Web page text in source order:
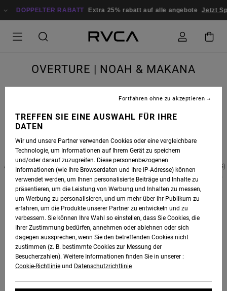
DOPPELTER RABATT Extra 25% rabatt auf alle angebote Jetzt
OVERTURE | NOAH & MAKANA
AN OBSCURE INTRODUCTION TO 2 HAWAIIAN GROMS (NOAH BESCHEN & MAKANA PANG)
WHO ARE USED TO BATTLING FOR WAVES ON THE NORTH SHORE, FREELY EXCHANGING
FUN WAVES IN THE SOUTH PACIFIC WITHOUT A SOUL IN SIGHT.
SURFERS: NOA BESCHEN & MAKANA PANG SHOT /
EDITED: JAMES KATES, PHOTOS: RYAN JONES
SOUNDS: JAMES’ IPHONE SAMPLES + ORIGINAL SCORE BY LUKE SPOOK.
SPECIAL THANKS TO MANOA TOURS.
TREFFEN SIE EINE AUSWAHL FÜR IHRE
DATEN
Wir und unsere Partner verwenden Cookies oder eine vergleichbare
Technologie, um Informationen auf Ihrem Gerät zu speichern
und/oder darauf zuzugreifen. Diese personenbezogenen
Informationen (wie Ihre Browserdaten und Ihre IP-Adresse) können
verwendet werden, um Ihnen personalisierte Beiträge und Inhalte zu
präsentieren, um die Leistung von Werbung und Inhalten zu messen,
um Werbung zu personalisieren, und um mehr über ihr Publikum zu
erfahren, um die Produkte unserer Partner zu entwickeln und zu
verbessern. Sie können Ihre Wahl so einstellen, dass Sie Cookies, die
Ihrer Zustimmung bedürfen, annehmen oder ablehnen oder sich
dagegen aussprechen, wenn Sie den betreffenden Cookies nicht
zustimmen (z. B. bestimmte Cookies zur Messung der
Besucherzahlen). Weitere Informationen finden Sie in unserer :
Cookie-Richtlinie und Datenschutzrichtlinie
Fortfahren ohne zu akzeptieren